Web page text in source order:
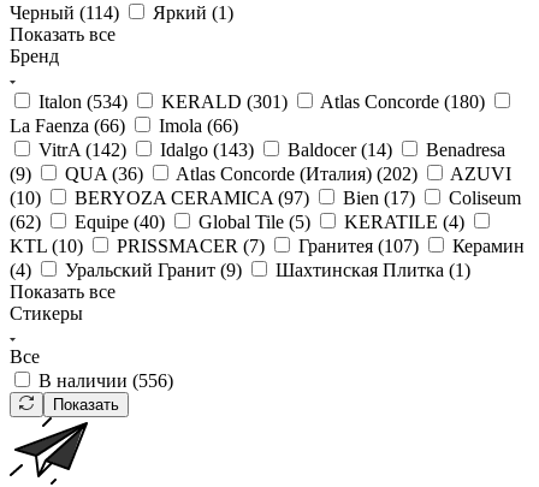
Черный (114) Яркий (1)
Показать все
Бренд
Italon (534) KERALD (301) Atlas Concorde (180)
La Faenza (66) Imola (66)
VitrA (142) Idalgo (143) Baldocer (14)
Benadresa
(9) QUA (36) Atlas Concorde (Италия) (202)
AZUVI
(10) BERYOZA CERAMICA (97) Bien (17)
Coliseum
(62) Equipe (40) Global Tile (5) KERATILE (4)
KTL (10) PRISSMACER (7) Гранитея (107)
Керамин
(4) Уральский Гранит (9) Шахтинская Плитка (1)
Показать все
Стикеры
Все
В наличии (556)
Показать